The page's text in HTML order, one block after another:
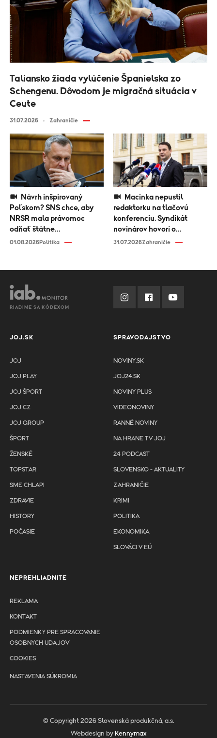
Poľskom? SNS chce, aby
NRSR mala právomoc
odňať štátne
vyznamenanie
01.08.2026Politika
redaktorku na tlačovú
konferenciu. Syndikát
novinárov hovorí o
diskriminácii médií
31.07.2026Zahraničie
Taliansko žiada vylúčenie Španielska zo
Schengenu. Dôvodom je migračná situácia v
Ceute
31.07.2026 Zahraničie
RIADIME SA KÓDEXOM
JOJ.SK
JOJ
JOJ PLAY
JOJ ŠPORT
JOJ CZ
JOJ GROUP
ŠPORT
ŽENSKÉ
TOPSTAR
SME CHLAPI
ZDRAVIE
HISTORY
POČASIE
SPRAVODAJSTVO
NOVINY.SK
JOJ24.SK
NOVINY PLUS
VIDEONOVINY
RANNÉ NOVINY
NA HRANE TV JOJ
24 PODCAST
SLOVENSKO - AKTUALITY
ZAHRANIČIE
KRIMI
POLITIKA
EKONOMIKA
SLOVÁCI V EÚ
NEPREHLIADNITE
REKLAMA
KONTAKT
PODMIENKY PRE SPRACOVANIE
OSOBNYCH UDAJOV
COOKIES
NASTAVENIA SÚKROMIA
© Copyright 2026 Slovenská produkčná, a.s.
Webdesign by Kennymax